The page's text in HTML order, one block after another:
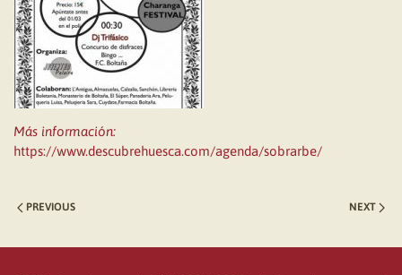
Más información:
https://www.descubrehuesca.com/agenda/sobrarbe/
PREVIOUS NEXT